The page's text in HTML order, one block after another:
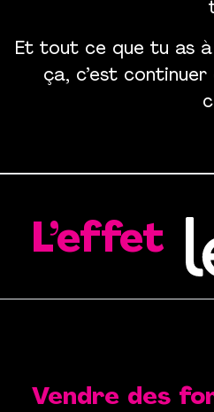
Et tout ce que tu as
ça, c’est
L’effet
Vendre des